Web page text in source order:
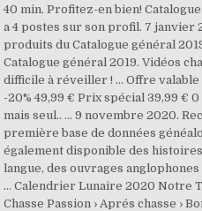
40 min. Profitez-en bien!
a 4 postes sur son profil. 7 janvier
produits du Catalogue général
Catalogue général 2019. Vidéos
difficile à réveiller ! ... Offre
-20% 49,99 € Prix spécial 39,99 €
mais seul.. ... 9 novembre 2020.
première base de données
également disponible des
langue, des ouvrages
… Calendrier Lunaire 2020 Notre
Chasse Passion › Aprés chasse ›